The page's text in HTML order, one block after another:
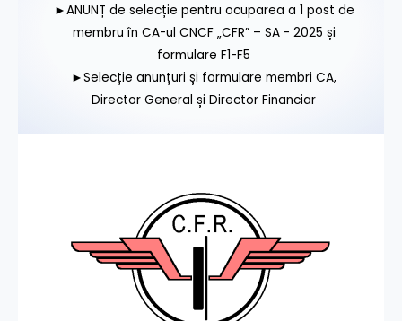
►ANUNȚ de selecție pentru ocuparea a 1 post de
membru în CA-ul CNCF „CFR” – SA - 2025 și
formulare F1-F5
►Selecție anunțuri și formulare membri CA,
Director General și Director Financiar